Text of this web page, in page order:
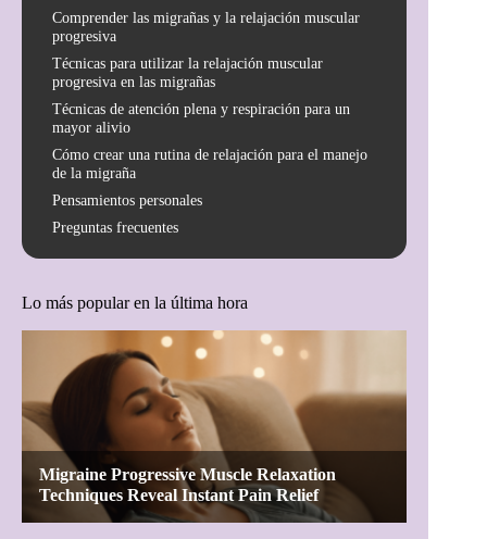
Comprender las migrañas y la relajación muscular
progresiva
Técnicas para utilizar la relajación muscular
progresiva en las migrañas
Técnicas de atención plena y respiración para un
mayor alivio
Cómo crear una rutina de relajación para el manejo
de la migraña
Pensamientos personales
Preguntas frecuentes
Lo más popular en la última hora